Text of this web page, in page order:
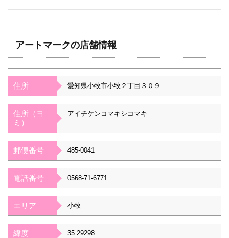
アートマークの店舗情報
住所 愛知県小牧市小牧２丁目３０９
住所（ヨ
ミ）
アイチケンコマキシコマキ
郵便番号 485-0041
電話番号 0568-71-6771
エリア 小牧
緯度 35.29298